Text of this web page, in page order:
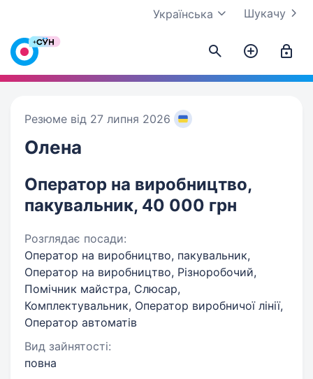
Шукачу
Українська
Резюме від 27 липня 2026
Олена
Оператор на виробництво,
пакувальник, 40 000 грн
Розглядає посади:
Оператор на виробництво, пакувальник,
Оператор на виробництво, Різноробочий,
Помічник майстра, Слюсар,
Комплектувальник, Оператор виробничої лінії,
Оператор автоматів
Вид зайнятості:
повна